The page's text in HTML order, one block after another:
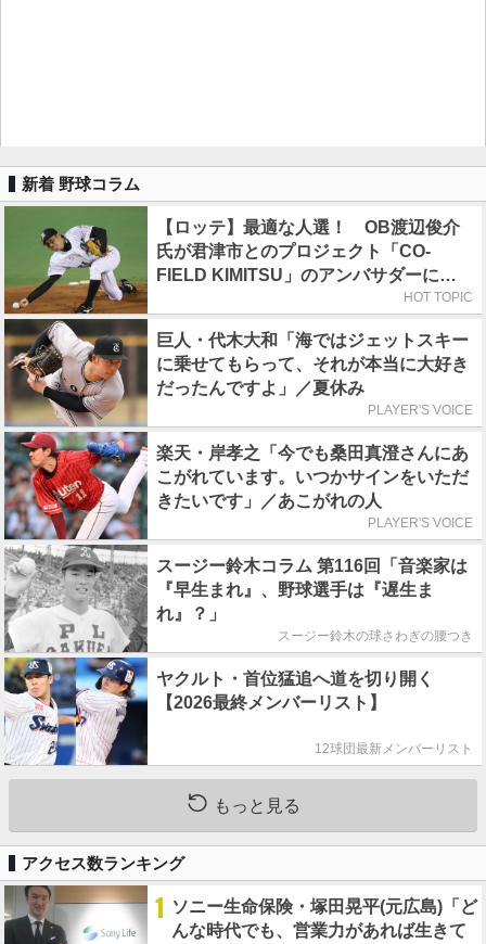
新着 野球コラム
【ロッテ】最適な人選！ OB渡辺俊介
氏が君津市とのプロジェクト「CO-
FIELD KIMITSU」のアンバサダーに就
HOT TOPIC
巨人・代木大和「海ではジェットスキー
に乗せてもらって、それが本当に大好き
だったんですよ」／夏休み
PLAYER'S VOICE
楽天・岸孝之「今でも桑田真澄さんにあ
こがれています。いつかサインをいただ
きたいです」／あこがれの人
PLAYER'S VOICE
スージー鈴木コラム 第116回「音楽家は
『早生まれ』、野球選手は『遅生ま
れ』？」
スージー鈴木の球さわぎの腰つき
ヤクルト・首位猛追へ道を切り開く
【2026最終メンバーリスト】
12球団最新メンバーリスト
もっと見る
アクセス数ランキング
1 ソニー生命保険・塚田晃平(元広島)「ど
んな時代でも、営業力があれば生きて